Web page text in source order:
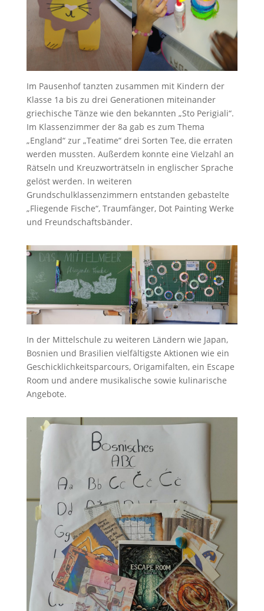
Im Pausenhof tanzten zusammen mit Kindern der
Klasse 1a bis zu drei Generationen miteinander
griechische Tänze wie den bekannten „Sto Perigiali“.
Im Klassenzimmer der 8a gab es zum Thema
„England“ zur „Teatime“ drei Sorten Tee, die erraten
werden mussten. Außerdem konnte eine Vielzahl an
Rätseln und Kreuzworträtseln in englischer Sprache
gelöst werden. In weiteren
Grundschulklassenzimmern entstanden gebastelte
„Fliegende Fische“, Traumfänger, Dot Painting Werke
und Freundschaftsbänder.
In der Mittelschule zu weiteren Ländern wie Japan,
Bosnien und Brasilien vielfältigste Aktionen wie ein
Geschicklichkeitsparcours, Origamifalten, ein Escape
Room und andere musikalische sowie kulinarische
Angebote.